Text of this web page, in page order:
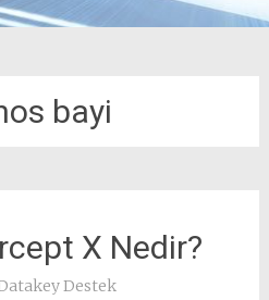
bayi
X Nedir?
Destek